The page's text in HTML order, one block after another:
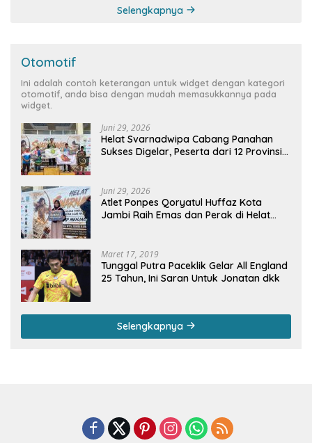
Selengkapnya
Otomotif
Ini adalah contoh keterangan untuk widget dengan kategori
otomotif, anda bisa dengan mudah memasukkannya pada
widget.
Juni 29, 2026
Helat Svarnadwipa Cabang Panahan
Sukses Digelar, Peserta dari 12 Provinsi
Juni 29, 2026
Atlet Ponpes Qoryatul Huffaz Kota
Jambi Raih Emas dan Perak di Helat
Maret 17, 2019
Tunggal Putra Paceklik Gelar All England
25 Tahun, Ini Saran Untuk Jonatan dkk
Selengkapnya